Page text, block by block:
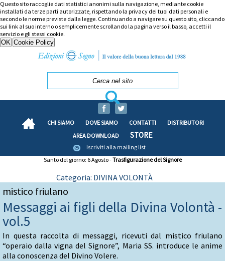
Questo sito raccoglie dati statistici anonimi sulla navigazione, mediante cookie
installati da terze parti autorizzate, rispettando la privacy dei tuoi dati personali e
secondo le norme previste dalla legge. Continuando a navigare su questo sito, cliccando
sui link al suo interno o semplicemente scrollando la pagina verso il basso, accetti il
servizio e gli stessi cookie.
CHI SIAMO DOVE SIAMO CONTATTI
DISTRIBUTORI
AREA DOWNLOAD
STORE
Iscriviti alla mailing list
Santo del giorno: 6 Agosto -Trasfigurazione del Signore
Categoria: DIVINA VOLONTÀ
mistico friulano
Messaggi ai figli della Divina Volontà -
vol.5
In questa raccolta di messaggi, ricevuti dal mistico friulano
“operaio dalla vigna del Signore”, Maria SS. introduce le anime
alla conoscenza del Divino Volere.